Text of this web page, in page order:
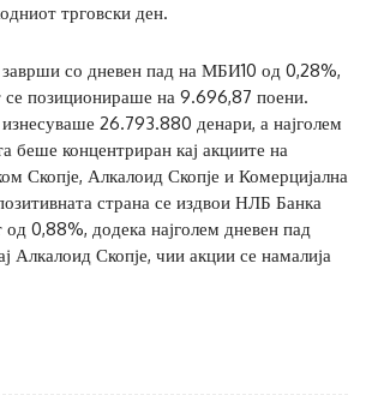
трговски ден.
заврши со дневен пад на МБИ10 од 0,28%,
позиционираше на 9.696,87 поени.
26.793.880 денари, а најголем
беше концентриран кај акциите на
Скопје, Алкалоид Скопје и Комерцијална
страна се издвои НЛБ Банка
0,88%, додека најголем дневен пад
Алкалоид Скопје, чии акции се намалија